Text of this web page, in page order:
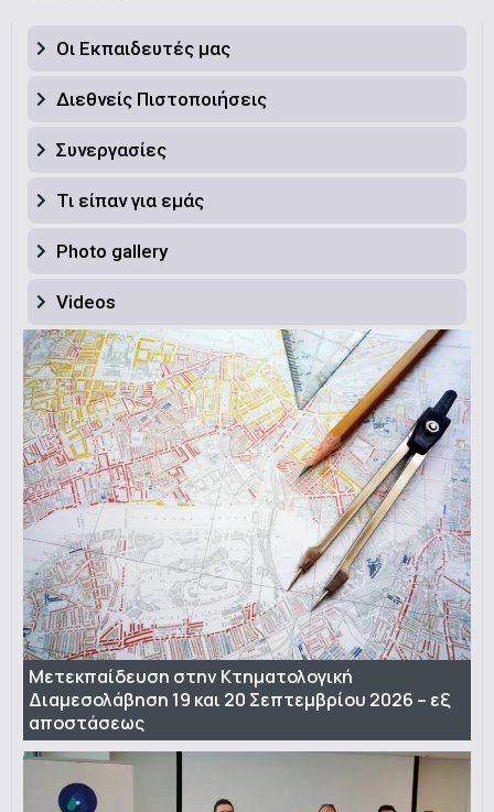
Οι Εκπαιδευτές μας
Διεθνείς Πιστοποιήσεις
Συνεργασίες
Τι είπαν για εμάς
Photo gallery
Videos
Μετεκπαίδευση στην Κτηματολογική
Διαμεσολάβηση 19 και 20 Σεπτεμβρίου 2026 – εξ
αποστάσεως